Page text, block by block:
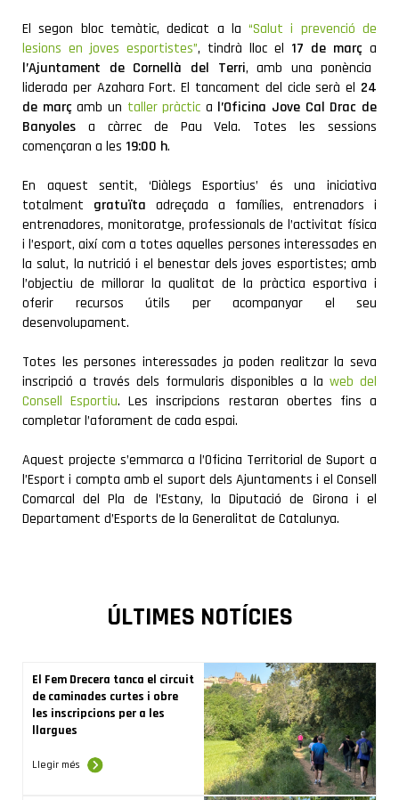
El segon bloc temàtic, dedicat a la“Salut i prevenció de
lesions en joves esportistes”, tindrà lloc el 17 de març a
l’Ajuntament de Cornellà del Terri, amb una ponència
liderada per Azahara Fort. El tancament del cicle serà el 24
de marçamb un taller pràctic a l’Oficina Jove Cal Drac de
Banyoles a càrrec de Pau Vela. Totes les sessions
començaran a les 19:00 h.
En aquest sentit, ‘Diàlegs Esportius’ és una iniciativa
totalment gratuïta adreçada a famílies, entrenadors i
entrenadores, monitoratge, professionals de l’activitat física
i l’esport, així com a totes aquelles persones interessades en
la salut, la nutrició i el benestar dels joves esportistes; amb
l’objectiu de millorar la qualitat de la pràctica esportiva i
oferir recursos útils per acompanyar el seu
desenvolupament.
Totes les persones interessades ja poden realitzar la seva
inscripció a través dels formularis disponibles a la web del
Consell Esportiu. Les inscripcions restaran obertes fins a
completar l’aforament de cada espai.
Aquest projecte s’emmarca a l’Oficina Territorial de Suport a
l’Esport i compta amb el suport dels Ajuntaments i el Consell
Comarcal del Pla de l’Estany, la Diputació de Girona i el
Departament d’Esports de la Generalitat de Catalunya.
ÚLTIMES NOTÍCIES
El Fem Drecera tanca el circuit
de caminades curtes i obre
les inscripcions per a les
llargues
Llegir més